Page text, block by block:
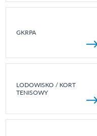
GKRPA
LODOWISKO / KORT
TENISOWY